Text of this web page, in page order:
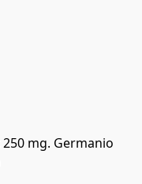
mg. Germanio